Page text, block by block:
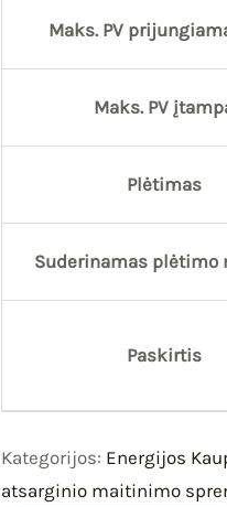
Maks. PV
Maks. PV
Plėtimas
Suderinamas plėtimo
Paskirtis
Kategorijos: Energijos
atsarginio maitinimo